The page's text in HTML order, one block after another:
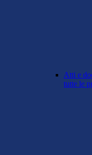
Atti e
tutte le